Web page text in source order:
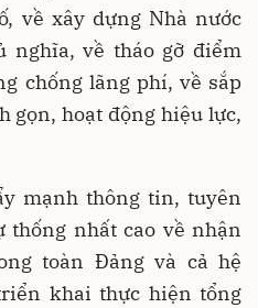
về xây dựng Nhà nước
nghĩa, về tháo gỡ điểm
chống lãng phí, về sắp
gọn, hoạt động hiệu lực,
mạnh thông tin, tuyên
thống nhất cao về nhận
toàn Đảng và cả hệ
khai thực hiện tổng